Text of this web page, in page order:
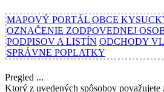
MAPOVÝ PORTÁL OBCE
OZNAČENIE ZODPOVEDNEJ
PODPISOV A LISTÍN ODCHODY
SPRÁVNE POPLATKY
Pregled ...
Ktorý z uvedených spôsobov považujete